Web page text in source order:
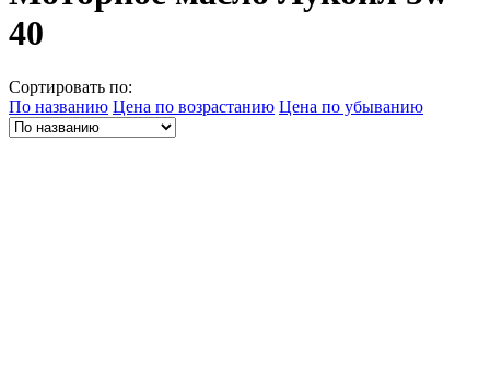
40
Сортировать по:
По названию Цена по возрастанию Цена по убыванию